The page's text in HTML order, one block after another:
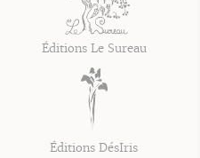
Éditions Le Sureau
Éditions DésIris